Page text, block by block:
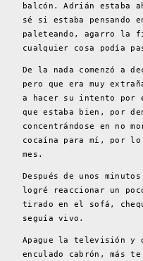
balcón. Adrián estaba
sé si estaba pensando
paleteando, agarro la
cualquier cosa podía
De la nada comenzó a
pero que era muy
a hacer su intento
que estaba bien, por
concentrándose en no
cocaína para mí, por lo
mes.
Después de unos
logré reaccionar un
tirado en el sofá,
seguía vivo.
Apague la televisión y
enculado cabrón, más